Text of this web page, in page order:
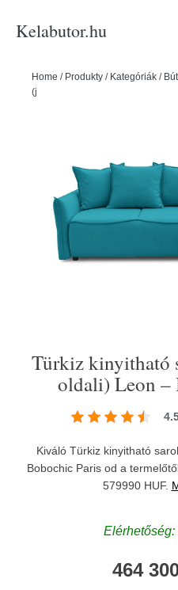
Kelabutor.hu
Home / Produkty / Kategóriák /
(jobb oldali) Leon – Bobochic Paris
Türkiz kinyitható
oldali) Leon –
Kiváló Türkiz kinyitható
Bobochic Paris od a
579990 HUF.
464